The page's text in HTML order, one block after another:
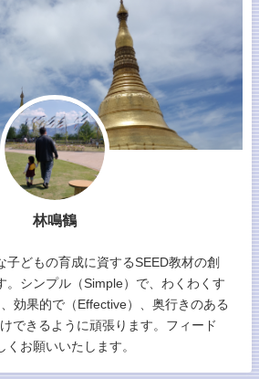
林鳴鶴
子どもの育成に資するSEED教材の創
。シンプル（Simple）で、わくわくす
効果的で（Effective）、奥行きのある
できるように頑張ります。フィード
お願いいたします。